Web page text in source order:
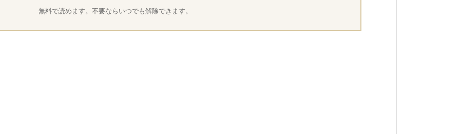
無料で読めます。不要ならいつでも解除できます。